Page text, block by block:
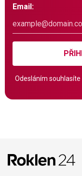
Email:
Odesláním souhlasíte